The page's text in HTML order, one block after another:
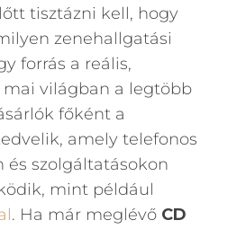
tisztázni kell, hogy
zenehallgatási
forrás a reális,
mai világban a legtöbb
főként a
amely telefonos
és szolgáltatásokon
mint például
. Ha már meglévő CD